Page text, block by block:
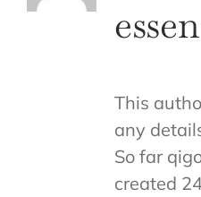
This
any
So far
created